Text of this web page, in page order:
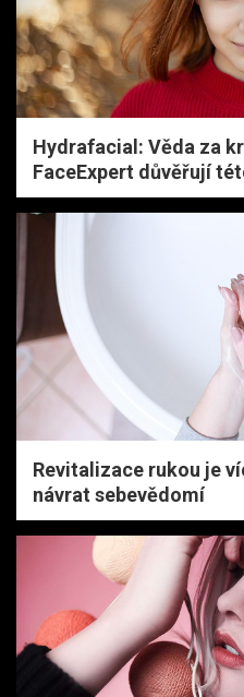
Hydrafacial: Věda za
FaceExpert důvěřují
Revitalizace rukou je
návrat sebevědomí